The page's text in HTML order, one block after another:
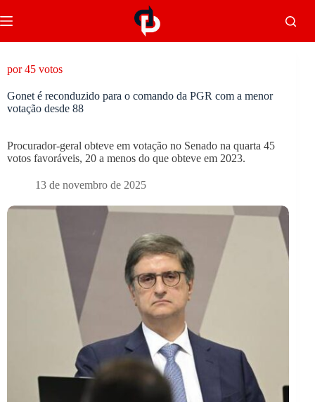
por 45 votos
Gonet é reconduzido para o comando da PGR com a menor
votação desde 88
Procurador-geral obteve em votação no Senado na quarta 45
votos favoráveis, 20 a menos do que obteve em 2023.
13 de novembro de 2025